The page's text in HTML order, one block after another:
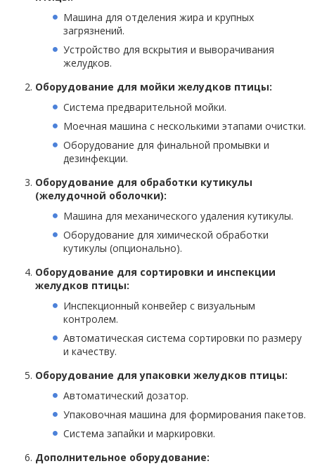
Машина для отделения жира и крупных
загрязнений.
Устройство для вскрытия и выворачивания
желудков.
Оборудование для мойки желудков птицы:
Система предварительной мойки.
Моечная машина с несколькими этапами очистки.
Оборудование для финальной промывки и
дезинфекции.
Оборудование для обработки кутикулы
(желудочной оболочки):
Машина для механического удаления кутикулы.
Оборудование для химической обработки
кутикулы (опционально).
Оборудование для сортировки и инспекции
желудков птицы:
Инспекционный конвейер с визуальным
контролем.
Автоматическая система сортировки по размеру
и качеству.
Оборудование для упаковки желудков птицы:
Автоматический дозатор.
Упаковочная машина для формирования пакетов.
Система запайки и маркировки.
Дополнительное оборудование: